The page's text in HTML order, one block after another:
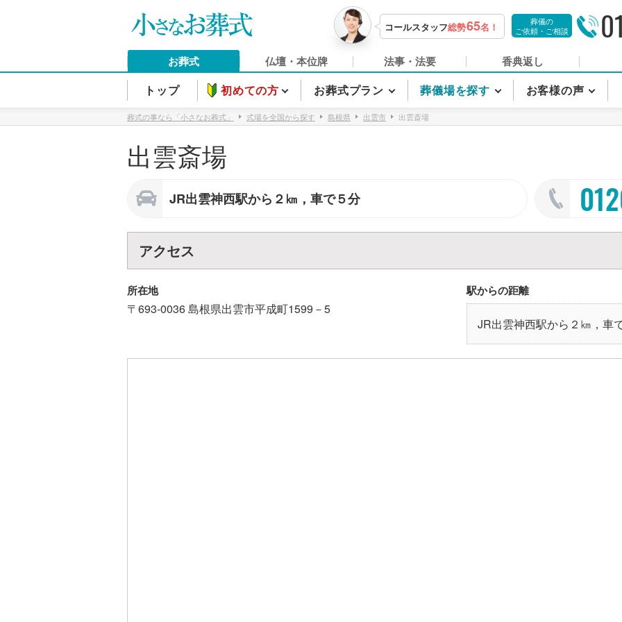
コールスタッフ総勢65名！
葬儀の
ご依頼・ご相談
お葬式 仏壇・本位牌 法事・法要 香典返し
トップ 初めての方 お葬式プラン 葬儀場を探す お客様の声
葬式の事なら「小さなお葬式」 式場を全国から探す 島根県 出雲市 出雲斎場
出雲斎場
JR出雲神西駅から２㎞，車で５分
アクセス
所在地
〒693-0036島根県出雲市平成町1599－5
駅からの距離
JR出雲神西駅から２㎞，車